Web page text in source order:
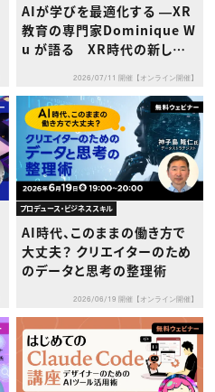
AIが学びを最適化する ―XR
教育の専門家Dominique W
u が語る XR時代の新しい
2026/07/11 開催【オンライン開催】
プロデュース・ビジネススキル
AI時代、このままの働き方で
大丈夫？ クリエイターのため
のデータと思考の整理術
2026/06/19 開催【オンライン開催】